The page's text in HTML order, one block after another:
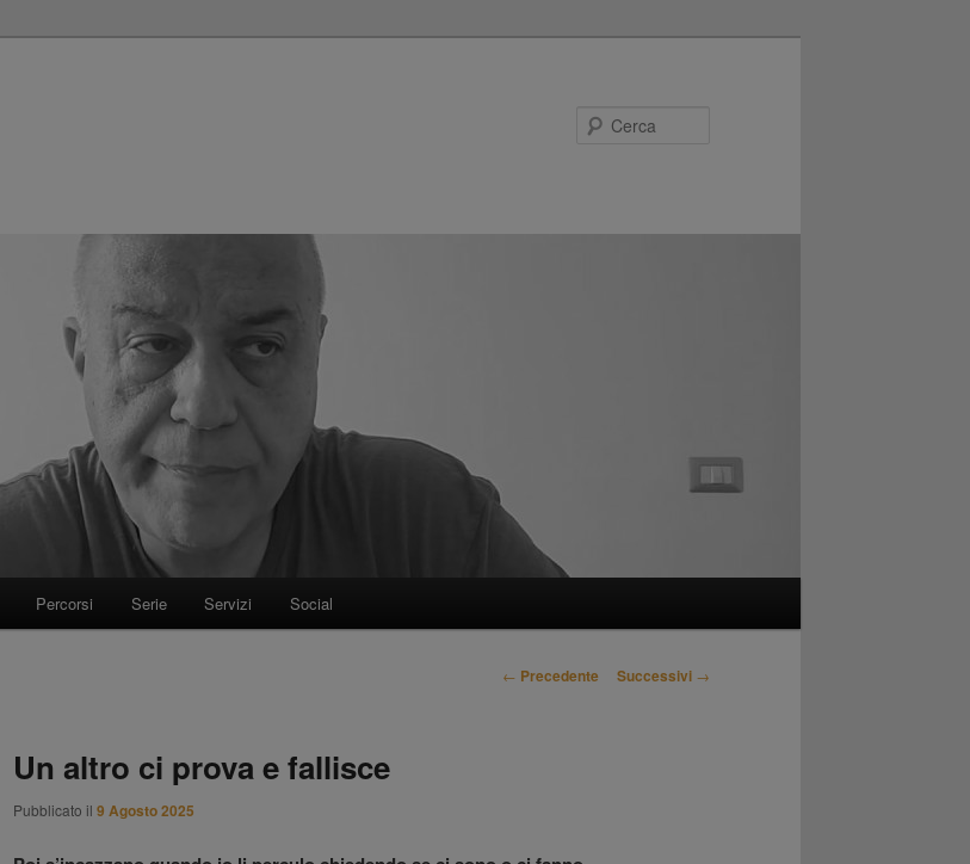
Percorsi Serie Servizi Social
Navigazione
← Precedente Successivi →
Un altro ci prova e fallisce
Pubblicato il 9 Agosto 2025